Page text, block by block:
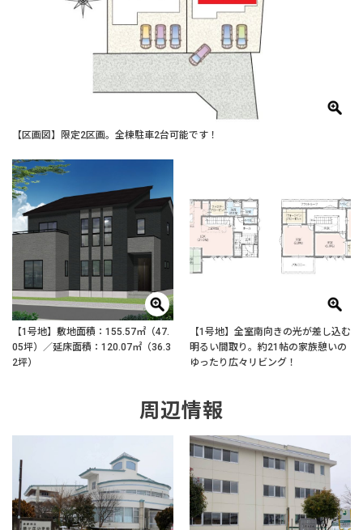
【区画図】限定2区画。全棟駐車2台可能です！
【1号地】敷地面積：155.57㎡（47.
05坪）／延床面積：120.07㎡（36.3
2坪）
【1号地】全室南向きの光が差し込む
明るい間取り。約21帖の家族憩いの
ゆったり広々リビング！
周辺情報